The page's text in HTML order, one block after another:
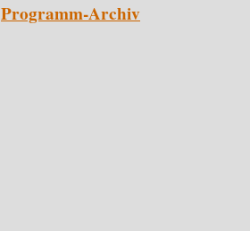
Programm-Archiv